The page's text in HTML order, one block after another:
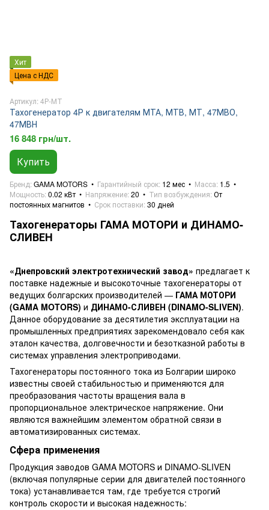
Хит
Цена с НДС
Артикул: 4Р-МТ
Тахогенератор 4Р к двигателям МТА, МТВ, МТ, 47МВО,
47МВН
16 848 грн/шт.
Купить
Бренд GAMA MOTORS Гарантийный срок 12 мес Масса 1.5
Мощность 0.02 кВт Напряжение 20 Тип возбуждения От
постоянных магнитов
Срок поставки 30 дней
Тахогенераторы ГАМА МОТОРИ и ДИНАМО-
СЛИВЕН
«Днепровский электротехнический завод» предлагает к
поставке надежные и высокоточные тахогенераторы от
ведущих болгарских производителей — ГАМА МОТОРИ
(GAMA MOTORS) и ДИНАМО-СЛИВЕН (DINAMO-SLIVEN).
Данное оборудование за десятилетия эксплуатации на
промышленных предприятиях зарекомендовало себя как
эталон качества, долговечности и безотказной работы в
системах управления электроприводами.
Тахогенераторы постоянного тока из Болгарии широко
известны своей стабильностью и применяются для
преобразования частоты вращения вала в
пропорциональное электрическое напряжение. Они
являются важнейшим элементом обратной связи в
автоматизированных системах.
Сфера применения
Продукция заводов GAMA MOTORS и DINAMO-SLIVEN
(включая популярные серии для двигателей постоянного
тока) устанавливается там, где требуется строгий
контроль скорости и высокая надежность: